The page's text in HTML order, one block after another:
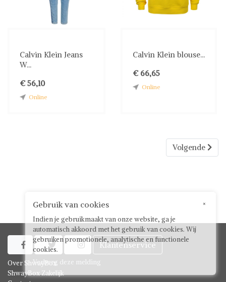
Calvin Klein Jeans
W...
€ 56,10
Online
Calvin Klein blouse...
€ 66,65
Online
Volgende
   Klantenservice
Over ShwayBox
ShwayBox Zakelijk
×
Gebruik van cookies
Indien je gebruikmaakt van onze website, ga je
automatisch akkoord met het gebruik van cookies. Wij
gebruiken promotionele, analytische en functionele
cookies.
Verberg deze melding